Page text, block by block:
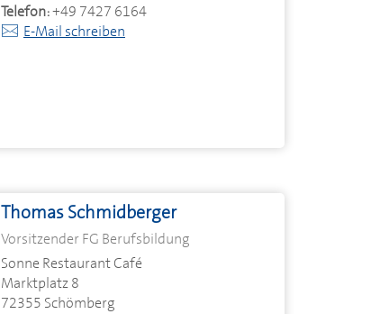
Telefon:+49 7427 6164
E-Mail schreiben
Thomas Schmidberger
Vorsitzender FG Berufsbildung
Sonne Restaurant Café
Marktplatz 8
72355 Schömberg